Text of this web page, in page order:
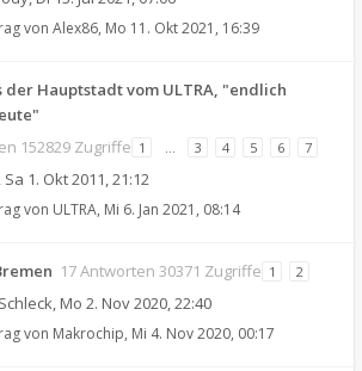
von Alex86, Mo 11. Okt 2021, 16:39
der Hauptstadt vom ULTRA, "endlich
152829 Zugriffe 1 … 3 4 5 6 7
, Sa 1. Okt 2011, 21:12
von ULTRA, Mi 6. Jan 2021, 08:14
17 Antworten 30371 Zugriffe 1 2
, Mo 2. Nov 2020, 22:40
von Makrochip, Mi 4. Nov 2020, 00:17